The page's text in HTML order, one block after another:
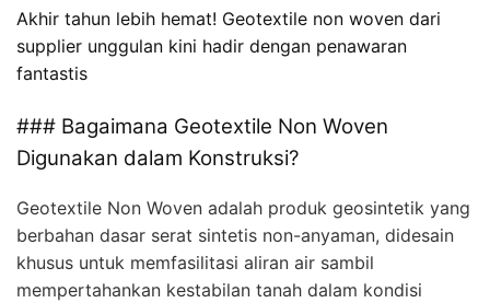
Akhir tahun lebih hemat! Geotextile non woven dari
supplier unggulan kini hadir dengan penawaran
fantastis
### Bagaimana Geotextile Non Woven
Digunakan dalam Konstruksi?
Geotextile Non Woven adalah produk geosintetik yang
berbahan dasar serat sintetis non-anyaman, didesain
khusus untuk memfasilitasi aliran air sambil
mempertahankan kestabilan tanah dalam kondisi